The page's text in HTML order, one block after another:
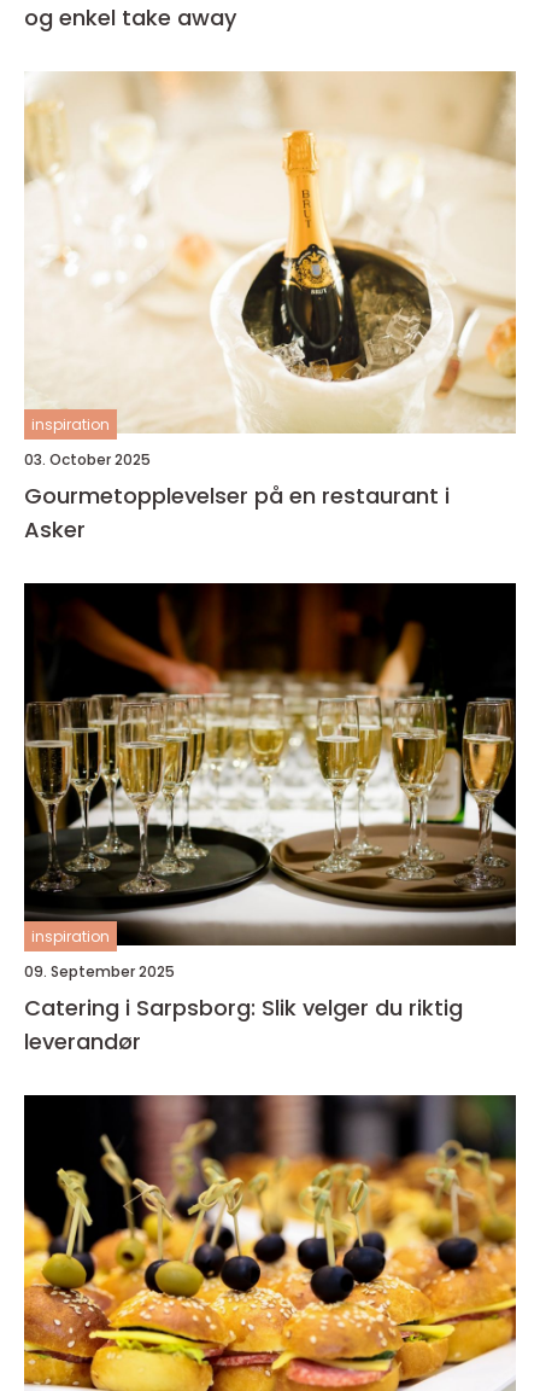
og enkel take away
inspiration
03. October 2025
Gourmetopplevelser på en restaurant i
Asker
inspiration
09. September 2025
Catering i Sarpsborg: Slik velger du riktig
leverandør